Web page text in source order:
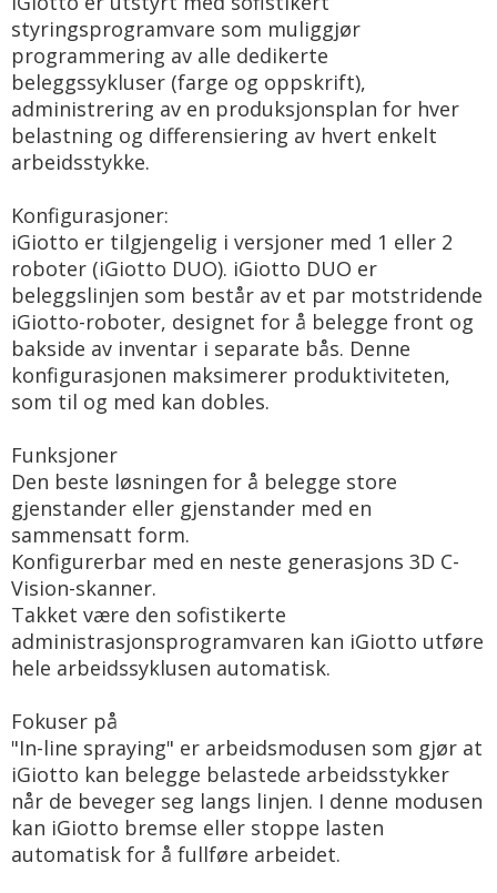
styringsprogramvare som muliggjør
programmering av alle dedikerte
beleggssykluser (farge og oppskrift),
administrering av en produksjonsplan for hver
belastning og differensiering av hvert enkelt
arbeidsstykke.
Konfigurasjoner:
iGiotto er tilgjengelig i versjoner med 1 eller 2
roboter (iGiotto DUO). iGiotto DUO er
beleggslinjen som består av et par motstridende
iGiotto-roboter, designet for å belegge front og
bakside av inventar i separate bås. Denne
konfigurasjonen maksimerer produktiviteten,
som til og med kan dobles.
Funksjoner
Den beste løsningen for å belegge store
gjenstander eller gjenstander med en
sammensatt form.
Konfigurerbar med en neste generasjons 3D C-
Vision-skanner.
Takket være den sofistikerte
administrasjonsprogramvaren kan iGiotto utføre
hele arbeidssyklusen automatisk.
Fokuser på
"In-line spraying" er arbeidsmodusen som gjør at
iGiotto kan belegge belastede arbeidsstykker
når de beveger seg langs linjen. I denne modusen
kan iGiotto bremse eller stoppe lasten
automatisk for å fullføre arbeidet.